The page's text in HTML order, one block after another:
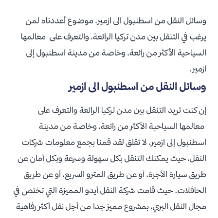
وسائل النقل من اسطنبول الى ازمير، موضوع أعددناه لمن
يرغب في التنقل بين مدن تركيا الرائعة، والتعرف على معالمها
السياحية الأكثر من رائعة، وخاصة من مدينة اسطنبول إلى
ازمير.
وسائل النقل من اسطنبول الى ازمير
إن كنت تريد التنقل بين مدن تركيا الرائعة والتعرف على
معالمها السياحية الأكثر من رائعة، وخاصة من مدينة
اسطنبول إلى ازمير، لا تقلق لقد قمنا بجمع معلومات شركات
النقل، حيث يمكنك التنقل بكل سهولة وسرعة وبكل أمان عن
طريق سيارة الأجرة، أو عن طريق المترو السريع، أو عن طريق
الحافلات. حيث قامت شركة النقل أيدو المميزة التي تختص في
مجال النقل البري، بمشروع مميز جدا من أجل نقل أكثر رفاهية